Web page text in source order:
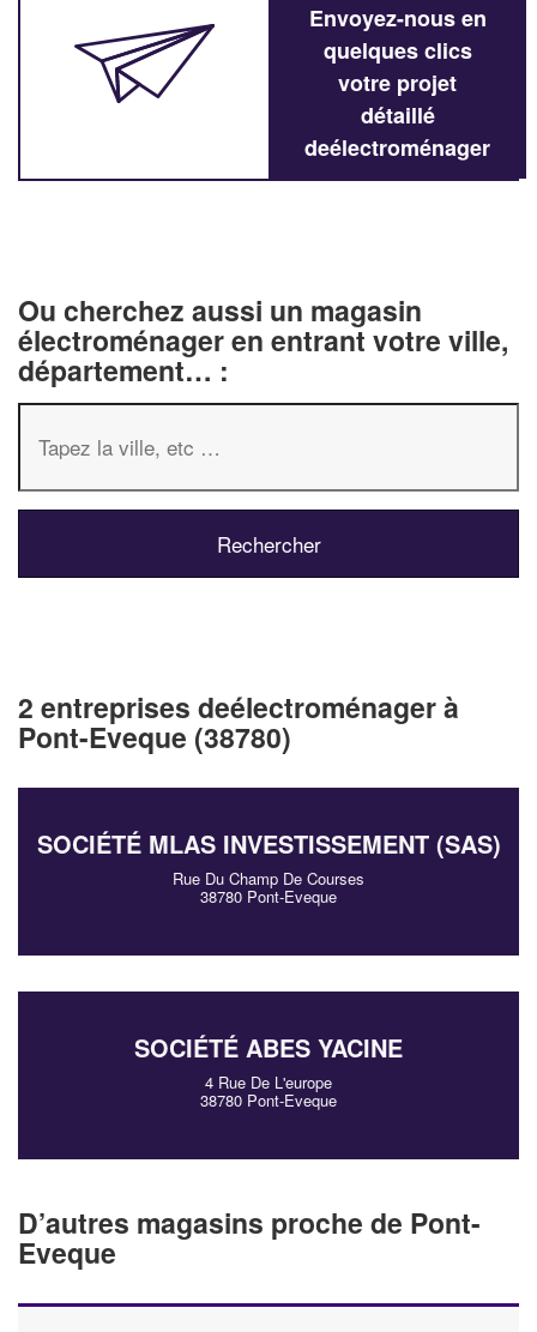
Envoyez-nous en
quelques clics
votre projet
détaillé
deélectroménager
Ou cherchez aussi un magasin
électroménager en entrant votre ville,
département… :
2 entreprises deélectroménager à
Pont-Eveque (38780)
SOCIÉTÉ MLAS INVESTISSEMENT (SAS)
Rue Du Champ De Courses
38780 Pont-Eveque
SOCIÉTÉ ABES YACINE
4 Rue De L'europe
38780 Pont-Eveque
D’autres magasins proche de Pont-
Eveque